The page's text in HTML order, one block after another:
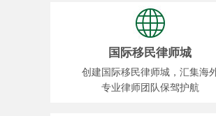
国际移民律师城
创建国际移民律师城，汇集海
专业律师团队保驾护航